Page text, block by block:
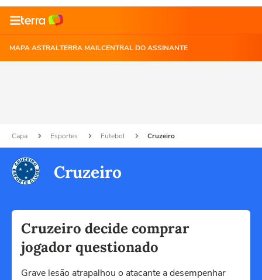
MAPA ASTRALTERRA MAILCENTRAL DO ASSINANTE
Capa Esportes Futebol Cruzeiro
Cruzeiro
Cruzeiro decide comprar
jogador questionado
Grave lesão atrapalhou o atacante a desempenhar